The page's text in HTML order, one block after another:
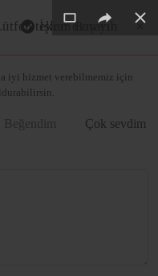
iyi hizmet verebilmemiz için
Beğendim Çok sevdim
×
×
×
×
İşlem Başarılı ×
tekrar deneyin ×